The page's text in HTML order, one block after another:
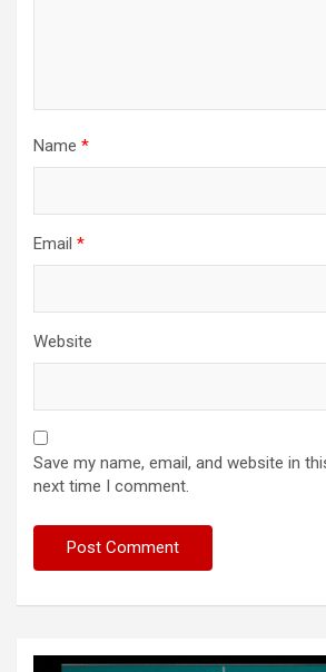
Name *
Email *
Website
Save my name, email, and website in
next time I comment.